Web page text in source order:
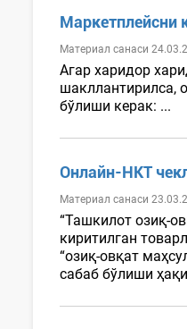
Маркетплейсни
Материал санаси
Агар харидор
шакллантирилса,
бўлиши керак: ...
Онлайн-НКТ
Материал санаси
“Ташкилот озиқ-
киритилган
“озиқ-овқат
сабаб бўлиши